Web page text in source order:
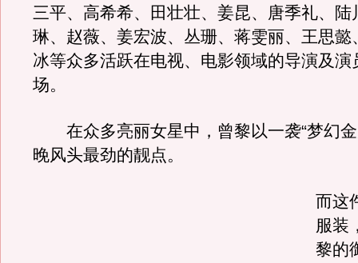
三平、高希希、田壮壮、姜昆、唐季礼、陆
琳、赵薇、姜宏波、丛珊、蒋雯丽、王思懿
冰等众多活跃在电视、电影领域的导演及演
场。
在众多亮丽女星中，曾黎以一袭“梦幻金
晚风头最劲的靓点。
而这
服装
黎的